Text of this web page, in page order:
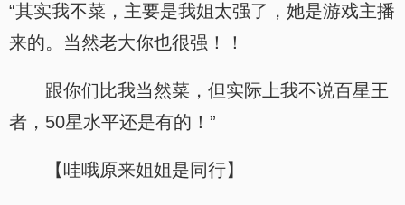
“其实我不菜，主要是我姐太强了，她是游戏主播
来的。当然老大你也很强！！
跟你们比我当然菜，但实际上我不说百星王
者，50星水平还是有的！”
【哇哦原来姐姐是同行】